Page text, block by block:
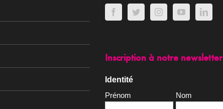
Inscription à notre newsletter
Identité
Prénom
Nom